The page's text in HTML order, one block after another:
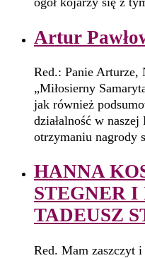
Artur
Red.: Panie
„Miłosierny
jak również
działalność w
otrzymaniu nagrody
HANNA
STEGNER I
TADEUSZ
Red. Mam zaszczyt